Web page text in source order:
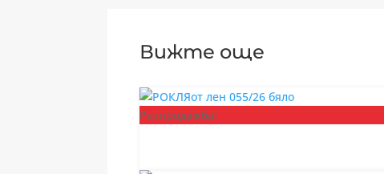
Вижте още
Разпродажба!